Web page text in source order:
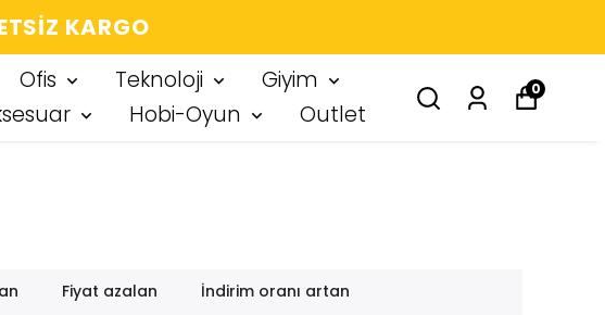
BIR IMZA
Ofis Teknoloji
Giyim
Hobi-Oyun Outlet
0
Fiyat azalan İndirim oranı artan